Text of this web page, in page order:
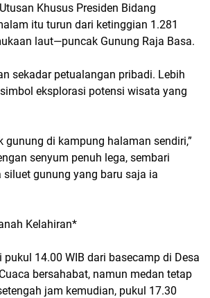
Khusus Presiden Bidang
itu turun dari ketinggian 1.281
laut—puncak Gunung Raja Basa.
sekadar petualangan pribadi. Lebih
eksplorasi potensi wisata yang
gunung di kampung halaman sendiri,”
senyum penuh lega, sembari
siluet gunung yang baru saja ia
Kelahiran*
14.00 WIB dari basecamp di Desa
bersahabat, namun medan tetap
jam kemudian, pukul 17.30